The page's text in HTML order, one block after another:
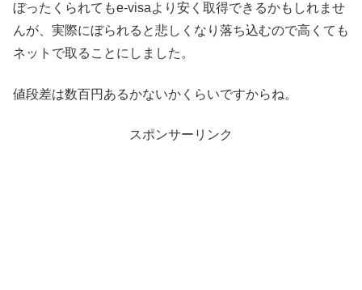
ぼったくられてもe-visaより安く取得できるかもしれませ
んが、実際にぼられると悲しくなり落ち込むので高くても
ネットで取ることにしました。
値段差は数百円あるかないかくらいですからね。
スポンサーリンク